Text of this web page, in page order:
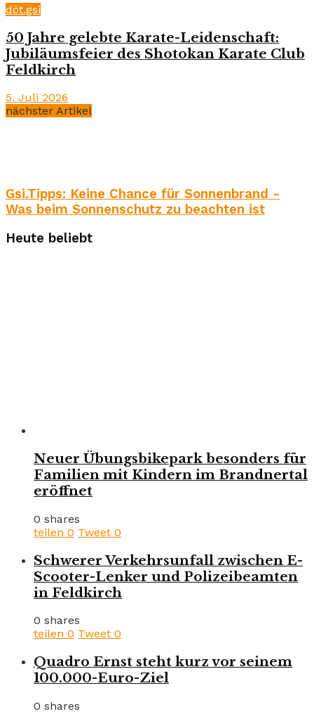
döt.gsi
50 Jahre gelebte Karate-Leidenschaft:
Jubiläumsfeier des Shotokan Karate Club
Feldkirch
5. Juli 2026
nächster Artikel
Gsi.Tipps: Keine Chance für Sonnenbrand -
Was beim Sonnenschutz zu beachten ist
Heute beliebt
Neuer Übungsbikepark besonders für
Familien mit Kindern im Brandnertal
eröffnet
0 shares
teilen 0 Tweet 0
Schwerer Verkehrsunfall zwischen E-
Scooter-Lenker und Polizeibeamten
in Feldkirch
0 shares
teilen 0 Tweet 0
Quadro Ernst steht kurz vor seinem
100.000-Euro-Ziel
0 shares